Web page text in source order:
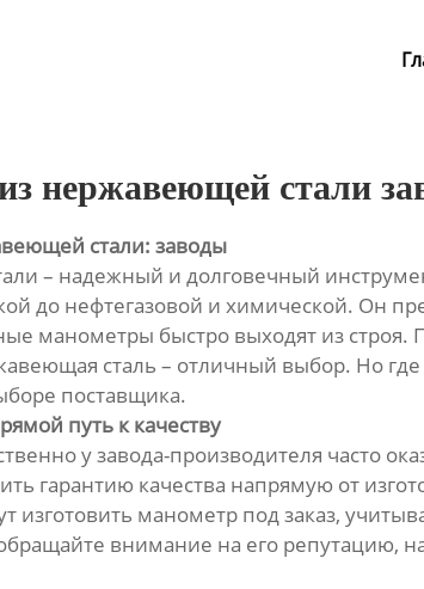
нержавеющей стали
стали: заводы
– надежный и долговечный
до нефтегазовой и химической. Он
манометры быстро выходят из
сталь – отличный выбор. Но
поставщика.
путь к качеству
у завода-производителя часто
гарантию качества напрямую от
изготовить манометр под заказ,
внимание на его репутацию,